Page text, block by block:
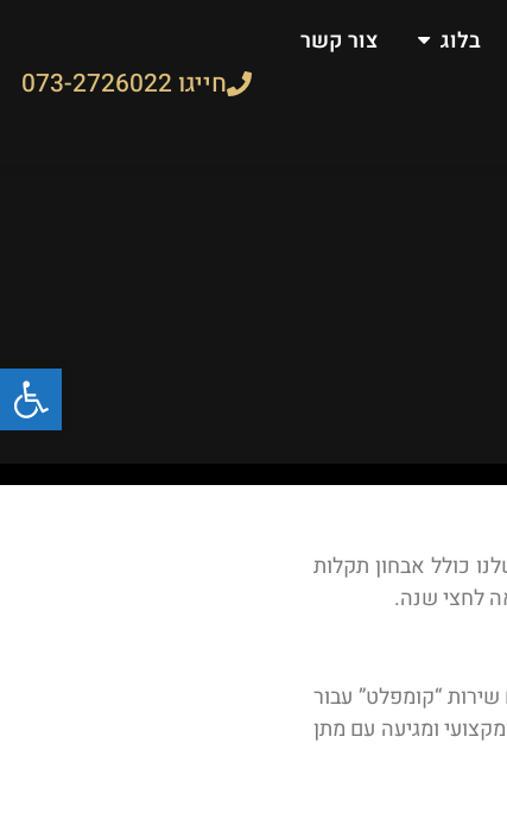
בלוג צור קשר
חייגו 073-2726022
כולל אבחון תקלות
לחצי שנה.
“קומפלט” עבור
ומגיעה עם מתן